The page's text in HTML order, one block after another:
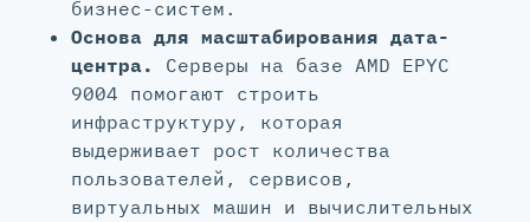
бизнес-систем.
Основа для масштабирования дата-
центра.
Серверы на базе AMD EPYC
9004 помогают строить
инфраструктуру, которая
выдерживает рост количества
пользователей, сервисов,
виртуальных машин и вычислительных